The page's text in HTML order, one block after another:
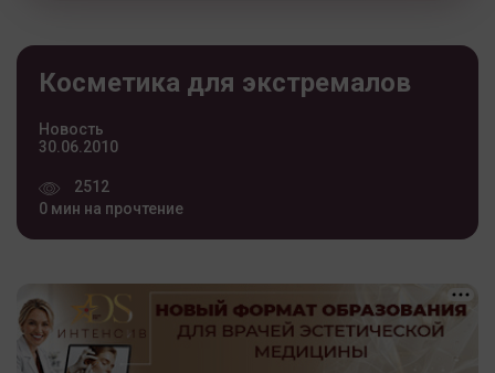
Косметика для экстремалов
Новость
30.06.2010
2512
0 мин на прочтение